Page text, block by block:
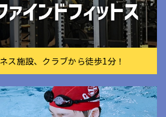
ス施設、クラブから徒歩1分！